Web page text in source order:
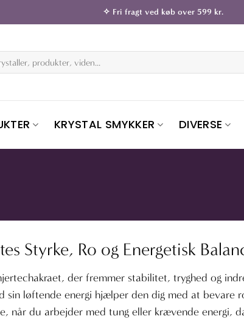
✧ Fri fragt ved køb over 599 kr.
KRYSTAL SMYKKER DIVERSE
Styrke, Ro og Energetisk
der fremmer stabilitet, tryghed og
sin løftende energi hjælper den dig med at
når du arbejder med tung eller krævende energi,